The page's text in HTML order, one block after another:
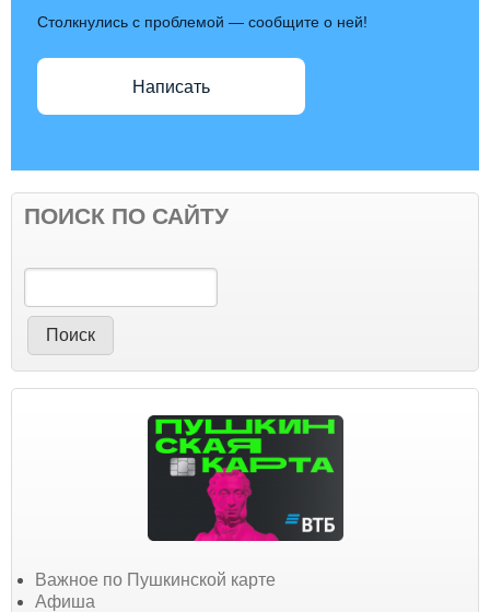
Столкнулись с проблемой — сообщите о ней!
Написать
ПОИСК ПО САЙТУ
Поиск
Важное по Пушкинской карте
Афиша